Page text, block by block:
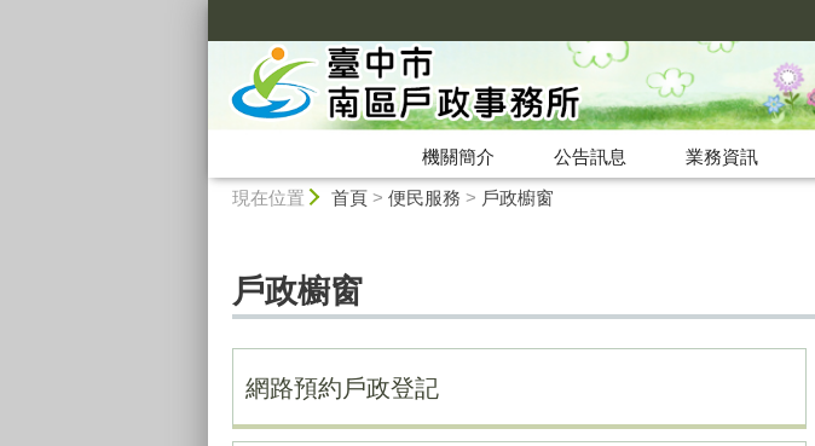
機關簡介 公告訊息 業務資訊
現在位置 首頁> 便民服務 > 戶政櫥窗
戶政櫥窗
網路預約戶政登記